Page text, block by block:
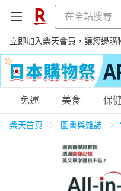
立即加入樂天會員，讓您邊購
購物網分類
美食蛋糕
免運 美食 保
樂天首頁 圖書與雜誌